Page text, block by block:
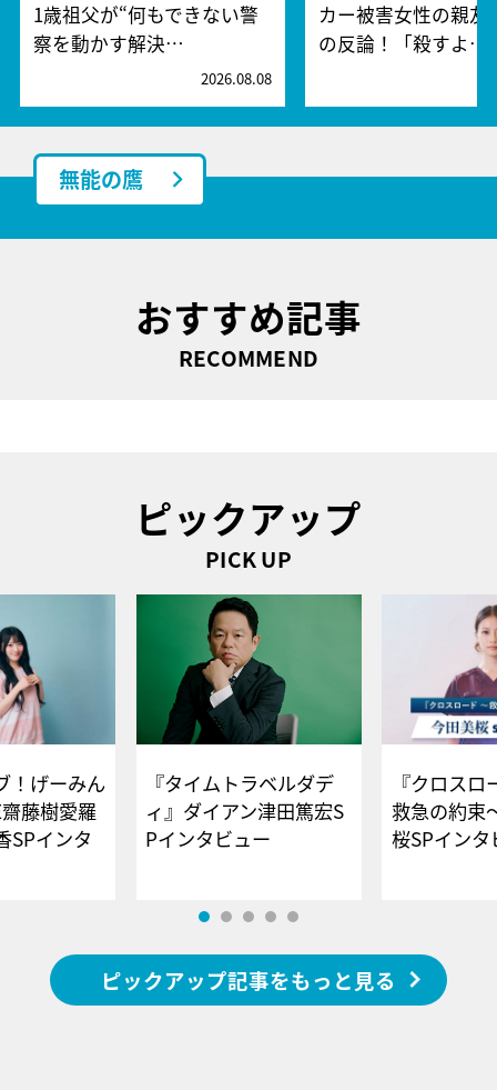
1歳祖父が“何もできない警
察を動かす解決…
2026.08.08
カー被害女性の親友
の反論！「殺すよ…
無能の鷹
おすすめ記事
RECOMMEND
ピックアップ
PICK UP
！げーみん
藤樹愛羅
SPインタ
『タイムトラベルダデ
ィ』ダイアン津田篤宏S
Pインタビュー
『クロス
救急の約束
桜SPイ
ピックアップ記事をもっと見る